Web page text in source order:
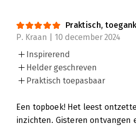
Praktisch,
P. Kraan | 10 december 2024
Inspirerend
Helder geschreven
Praktisch toepasbaar
Een topboek! Het leest
inzichten. Gisteren ontvangen